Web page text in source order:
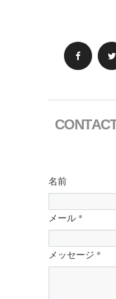
名前
メール *
メッセージ *